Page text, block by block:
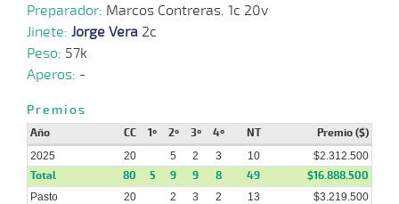
Preparador: Marcos Contreras. 1c 20v
Jinete: Jorge Vera 2c
Peso: 57k
Aperos: -
Premios
Año CC 1º 2º 3º 4º NT Premio ($)
2025 20 5 2 3 10 $2.312.500
Total 80 5 9 9 8 49 $16.888.500
Pasto 20 2 3 2 13
$3.219.500